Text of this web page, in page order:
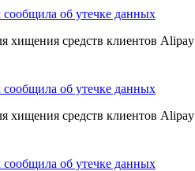
об утечке данных
хищения средств клиентов Alipay
об утечке данных
хищения средств клиентов Alipay
об утечке данных